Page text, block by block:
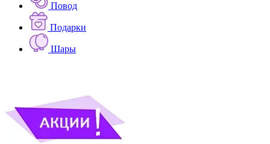
Повод
Подарки
Шары